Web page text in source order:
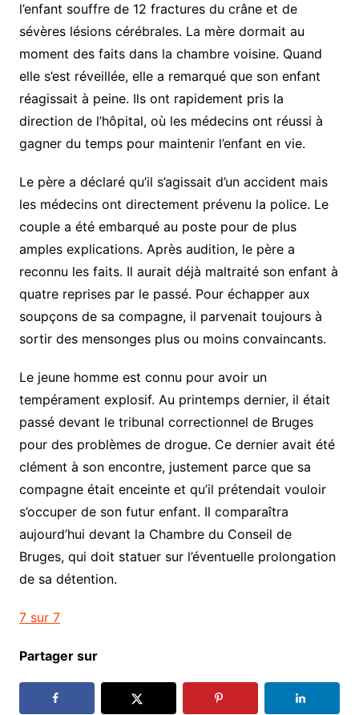
l’enfant souffre de 12 fractures du crâne et de
sévères lésions cérébrales. La mère dormait au
moment des faits dans la chambre voisine. Quand
elle s’est réveillée, elle a remarqué que son enfant
réagissait à peine. Ils ont rapidement pris la
direction de l’hôpital, où les médecins ont réussi à
gagner du temps pour maintenir l’enfant en vie.
Le père a déclaré qu’il s’agissait d’un accident mais
les médecins ont directement prévenu la police. Le
couple a été embarqué au poste pour de plus
amples explications. Après audition, le père a
reconnu les faits. Il aurait déjà maltraité son enfant à
quatre reprises par le passé. Pour échapper aux
soupçons de sa compagne, il parvenait toujours à
sortir des mensonges plus ou moins convaincants.
Le jeune homme est connu pour avoir un
tempérament explosif. Au printemps dernier, il était
passé devant le tribunal correctionnel de Bruges
pour des problèmes de drogue. Ce dernier avait été
clément à son encontre, justement parce que sa
compagne était enceinte et qu’il prétendait vouloir
s’occuper de son futur enfant. Il comparaîtra
aujourd’hui devant la Chambre du Conseil de
Bruges, qui doit statuer sur l’éventuelle prolongation
de sa détention.
7 sur 7
Partager sur